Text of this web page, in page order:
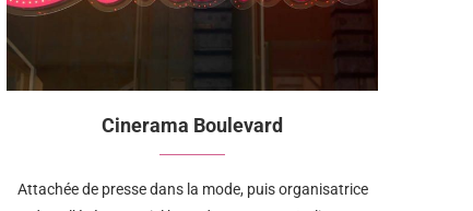
Cinerama Boulevard
Attachée de presse dans la mode, puis organisatrice